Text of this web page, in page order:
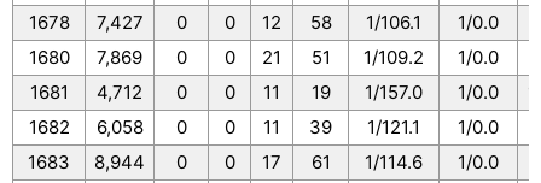
1678
7,427 0 0 12 58 1/106.1 1/0.0
1680
7,869 0 0 21 51 1/109.2 1/0.0
1681
4,712 0 0 11 19 1/157.0 1/0.0
1682
6,058 0 0 11 39 1/121.1 1/0.0
1683
8,944 0 0 17 61 1/114.6 1/0.0